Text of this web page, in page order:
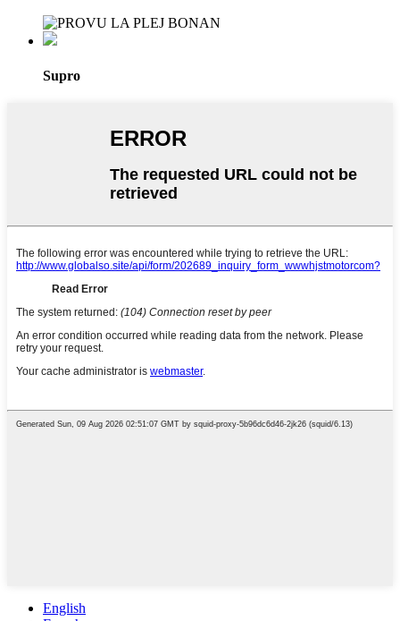
Supro
English